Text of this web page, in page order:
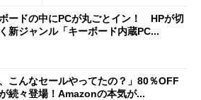
ードの中にPCが丸ごとイン！ HPが切
新ジャンル「キーボード内蔵PC...
、こんなセールやってたの？」80％OFF
続々登場！Amazonの本気が...